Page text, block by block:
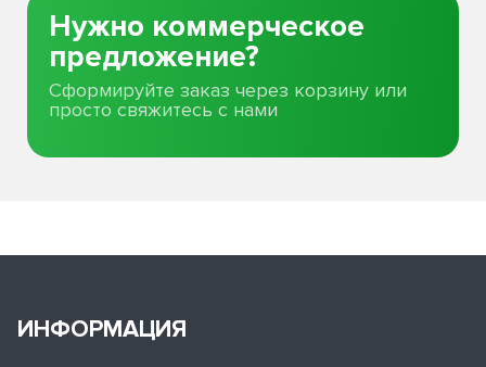
Нужно коммерческое
предложение?
Сформируйте заказ через корзину или
просто свяжитесь с нами
ИНФОРМАЦИЯ